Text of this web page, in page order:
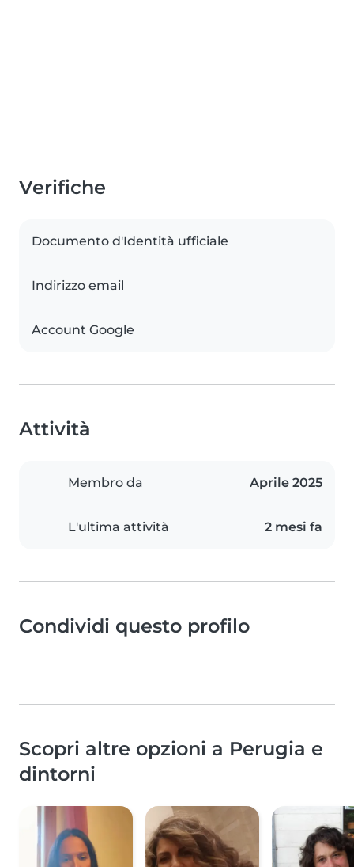
Verifiche
Documento d'Identità ufficiale
Indirizzo email
Account Google
Attività
Membro da Aprile 2025
L'ultima attività 2 mesi fa
Condividi questo profilo
Scopri altre opzioni a Perugia e
dintorni